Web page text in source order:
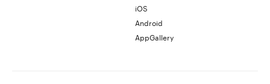
iOS
Android
AppGallery